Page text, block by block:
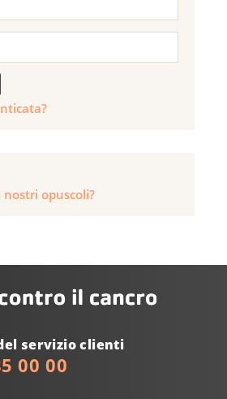
nostri opuscoli?
servizio clienti
00 00